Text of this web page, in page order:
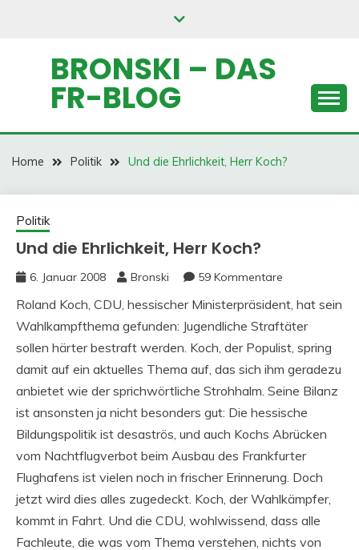
BRONSKI – DAS
FR-BLOG
Home Politik Und die Ehrlichkeit, Herr Koch?
Politik
Und die Ehrlichkeit, Herr Koch?
6. Januar 2008 Bronski 59 Kommentare
Roland Koch, CDU, hessischer Ministerpräsident, hat sein
Wahlkampfthema gefunden: Jugendliche Straftäter
sollen härter bestraft werden. Koch, der Populist, spring
damit auf ein aktuelles Thema auf, das sich ihm geradezu
anbietet wie der sprichwörtliche Strohhalm. Seine Bilanz
ist ansonsten ja nicht besonders gut: Die hessische
Bildungspolitik ist desaströs, und auch Kochs Abrücken
vom Nachtflugverbot beim Ausbau des Frankfurter
Flughafens ist vielen noch in frischer Erinnerung. Doch
jetzt wird dies alles zugedeckt. Koch, der Wahlkämpfer,
kommt in Fahrt. Und die CDU, wohlwissend, dass alle
Fachleute, die was vom Thema verstehen, nichts von